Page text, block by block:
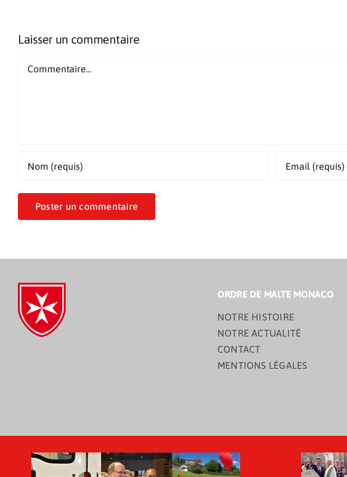
Laisser un commentaire
Commentaire
ORDRE DE MALTE MONACO
NOTRE HISTOIRE
NOTRE ACTUALITÉ
CONTACT
MENTIONS LÉGALES